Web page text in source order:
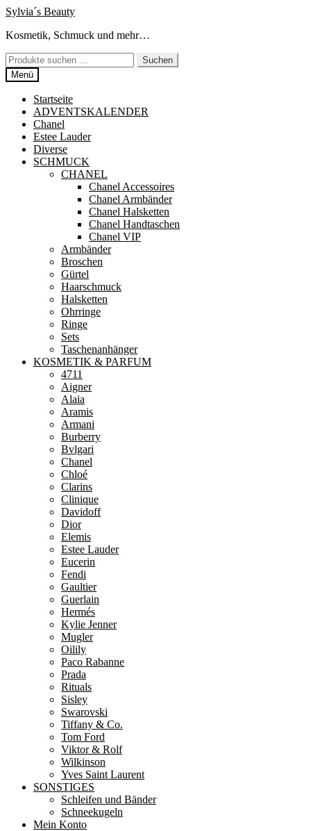
Zur
springen
Zum
springen
Sylvia´s Beauty
Kosmetik, Schmuck und mehr…
Suchen
nach:
Suchen
Menü
Startseite
ADVENTSKALENDER
Chanel
Estee Lauder
Diverse
SCHMUCK
CHANEL
Chanel Accessoires
Chanel Armbänder
Chanel Halsketten
Chanel Handtaschen
Chanel VIP
Armbänder
Broschen
Gürtel
Haarschmuck
Halsketten
Ohrringe
Ringe
Sets
Taschenanhänger
KOSMETIK & PARFUM
4711
Aigner
Alaia
Aramis
Armani
Burberry
Bvlgari
Chanel
Chloé
Clarins
Clinique
Davidoff
Dior
Elemis
Estee Lauder
Eucerin
Fendi
Gaultier
Guerlain
Hermés
Kylie Jenner
Mugler
Oilily
Paco Rabanne
Prada
Rituals
Sisley
Swarovski
Tiffany & Co.
Tom Ford
Viktor & Rolf
Wilkinson
Yves Saint Laurent
SONSTIGES
Schleifen und Bänder
Schneekugeln
Mein Konto